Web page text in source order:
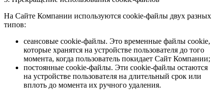
На Сайте Компании используются cookie-файлы двух разных
типов:
сеансовые cookie-файлы. Это временные файлы cookie,
которые хранятся на устройстве пользователя до того
момента, когда пользователь покидает Сайт Компании;
постоянные cookie-файлы. Эти cookie-файлы остаются
на устройстве пользователя на длительный срок или
вплоть до момента их ручного удаления.